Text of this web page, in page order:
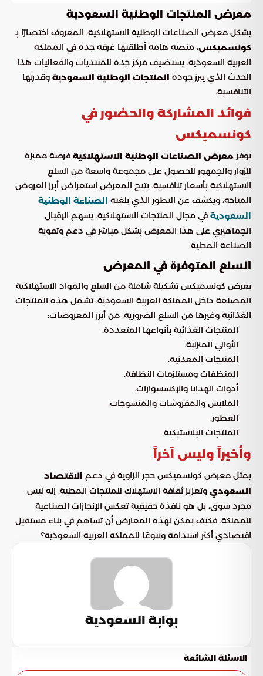
معرض المنتجات الوطنية السعودية
يشكل معرض الصناعات الوطنية الاستهلاكية، المعروف اختصارًا بـ
كونسميكس، منصة هامة أطلقتها غرفة جدة في المملكة
العربية السعودية. يستضيف مركز جدة للمنتديات والفعاليات هذا
الحدث الذي يبرز جودة المنتجات الوطنية السعودية وقدرتها
التنافسية.
فوائد المشاركة والحضور في
كونسميكس
يوفر معرض الصناعات الوطنية الاستهلاكية فرصة مميزة
للزوار والجمهور للحصول على مجموعة واسعة من السلع
الاستهلاكية بأسعار تنافسية. يتيح المعرض استعراض أبرز العروض
المتاحة، ويكشف عن التطور الذي بلغته
الصناعة الوطنية
السعودية في مجال المنتجات الاستهلاكية. يسهم الإقبال
الجماهيري على هذا المعرض بشكل مباشر في دعم وتقوية
الصناعة المحلية.
السلع المتوفرة في المعرض
يعرض كونسميكس تشكيلة شاملة من السلع والمواد الاستهلاكية
المصنعة داخل المملكة العربية السعودية. تشمل هذه المنتجات
الغذائية وغيرها من السلع الضرورية. من أبرز المعروضات:
المنتجات الغذائية بأنواعها المتعددة.
الأواني المنزلية.
المنتجات المعدنية.
المنظفات ومستلزمات النظافة.
أدوات الهدايا والإكسسوارات.
الملابس والمفروشات والمنسوجات.
العطور.
المنتجات البلاستيكية.
وأخيراً وليس آخراً
يمثل معرض كونسميكس حجر الزاوية في دعم الاقتصاد
السعودي وتعزيز ثقافة الاستهلاك للمنتجات المحلية. إنه ليس
مجرد سوق، بل هو نافذة حقيقية تعكس الإنجازات الصناعية
للمملكة. فكيف يمكن لهذه المعارض أن تساهم في بناء مستقبل
اقتصادي أكثر استدامة وتنوعًا للمملكة العربية السعودية؟
بوابة السعودية
الاسئلة الشائعة